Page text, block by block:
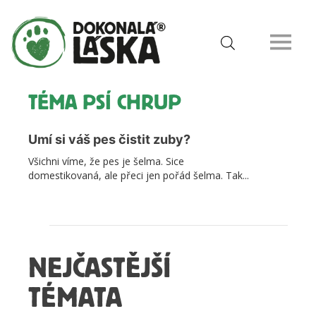
TÉMA PSÍ CHRUP
Umí si váš pes čistit zuby?
Všichni víme, že pes je šelma. Sice
domestikovaná, ale přeci jen pořád šelma. Tak...
NEJČASTĚJŠÍ
TÉMATA